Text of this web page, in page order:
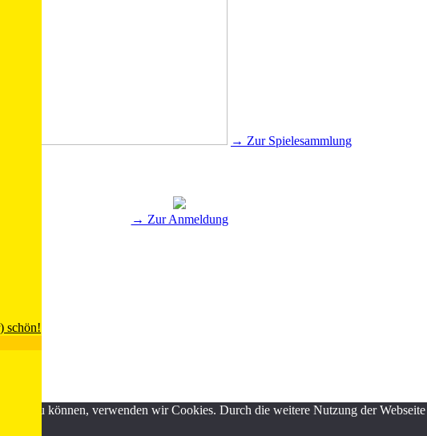
schön!
→ Zur Spielesammlung
→ Zur Anmeldung
zu können, verwenden wir Cookies. Durch die weitere Nutzung der